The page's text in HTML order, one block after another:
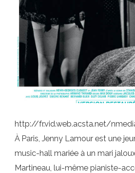
http://fr.vid.web.acsta.net/
À Paris, Jenny Lamour est une
music-hall mariée à un mari
Martineau, lui-même pianiste-